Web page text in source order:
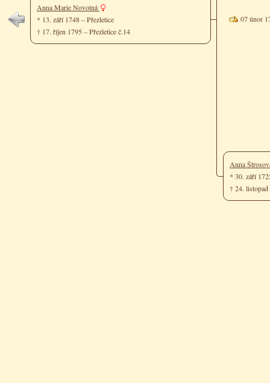
Anna Marie Novotná
* 13. září 1748 – Přezletice
† 17. říjen 1795 – Přezletice č.14
07 únor
Anna
* 30. září
† 24.